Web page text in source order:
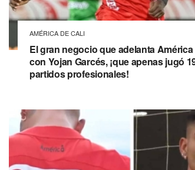
AMÉRICA DE CALI
El gran negocio que adelanta América
con Yojan Garcés, ¡que apenas jugó
partidos profesionales!